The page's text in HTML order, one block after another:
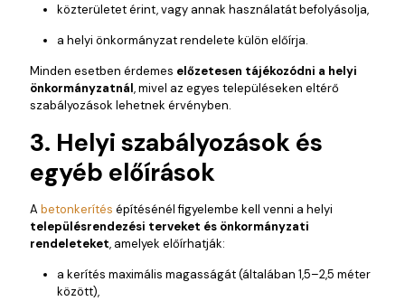
közterületet érint, vagy annak használatát befolyásolja,
a helyi önkormányzat rendelete külön előírja.
Minden esetben érdemes előzetesen tájékozódni a helyi
önkormányzatnál, mivel az egyes településeken eltérő
szabályozások lehetnek érvényben.
3. Helyi szabályozások és
egyéb előírások
A betonkerítés építésénél figyelembe kell venni a helyi
településrendezési terveket és önkormányzati
rendeleteket, amelyek előírhatják:
a kerítés maximális magasságát (általában 1,5–2,5 méter
között),